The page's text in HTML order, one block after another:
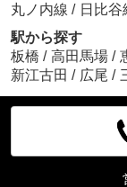
丸ノ内線 / 日比谷
駅から探す
板橋 / 高田馬場 /
新江古田 / 広尾 /